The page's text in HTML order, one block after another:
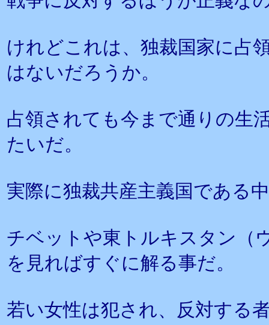
けれどこれは、独裁国家に占
はないだろうか。
占領されても今まで通りの生
たいだ。
実際に独裁共産主義国である
チベットや東トルキスタン（
を見ればすぐに解る事だ。
若い女性は犯され、反対する